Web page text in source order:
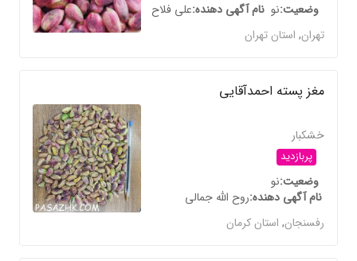
وضعیتنو نام آگهی دهندهعلی فلاح
تهران,استان تهران
مغز پسته احمدآقایی
خشکبار
پربازدید
وضعیتنو
نام آگهی دهندهروح الله جمالی
رفسنجان,استان کرمان